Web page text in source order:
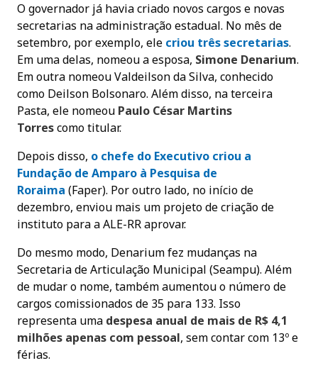
O governador já havia criado novos cargos e novas
secretarias na administração estadual. No mês de
setembro, por exemplo, ele criou três secretarias.
Em uma delas, nomeou a esposa, Simone Denarium.
Em outra nomeou Valdeilson da Silva, conhecido
como Deilson Bolsonaro. Além disso, na terceira
Pasta, ele nomeou Paulo César Martins
Torrescomo titular.
Depois disso, o chefe do Executivo criou a
Fundação de Amparo à Pesquisa de
Roraima (Faper). Por outro lado, no início de
dezembro, enviou mais um projeto de criação de
instituto para a ALE-RR aprovar.
Do mesmo modo, Denarium fez mudanças na
Secretaria de Articulação Municipal (Seampu). Além
de mudar o nome, também aumentou o número de
cargos comissionados de 35 para 133. Isso
representa uma despesa anual de mais de R$ 4,1
milhões apenas com pessoal, sem contar com 13º e
férias.